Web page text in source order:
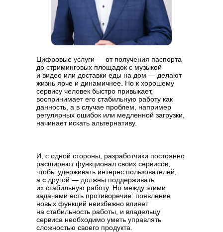
Цифровые услуги — от получения паспорта
до стриминговых площадок с музыкой
и видео или доставки еды на дом — делают
жизнь ярче и динамичнее. Но к хорошему
сервису человек быстро привыкает,
воспринимает его стабильную работу как
данность, а в случае проблем, например
регулярных ошибок или медленной загрузки,
начинает искать альтернативу.
И, с одной стороны, разработчики постоянно
расширяют функционал своих сервисов,
чтобы удерживать интерес пользователей,
а с другой — должны поддерживать
их стабильную работу. Но между этими
задачами есть противоречие: появление
новых функций неизбежно влияет
на стабильность работы, и владельцу
сервиса необходимо уметь управлять
сложностью своего продукта.